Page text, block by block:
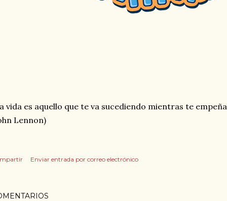
vida es aquello que te va sucediendo mientras te
Lennon)
Enviar entrada por correo electrónico